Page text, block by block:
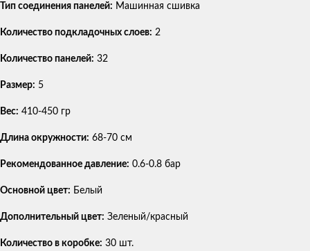
Тип соединения панелей: Машинная сшивка
Количество подкладочных слоев: 2
Количество панелей: 32
Размер: 5
Вес: 410-450 гр
Длина окружности: 68-70 см
Рекомендованное давление: 0.6-0.8 бар
Основной цвет: Белый
Дополнительный цвет: Зеленый/красный
Количество в коробке: 30 шт.